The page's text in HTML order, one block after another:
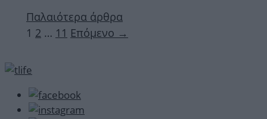
Παλαιότερα άρθρα
Σελίδα
1 Σελίδα
2 … Σελίδα
11 Επόμενο →